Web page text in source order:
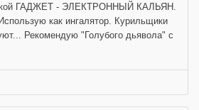
ГАДЖЕТ - ЭЛЕКТРОННЫЙ КАЛЬЯН.
как ингалятор. Курильщики
Рекомендую "Голубого дьявола" с